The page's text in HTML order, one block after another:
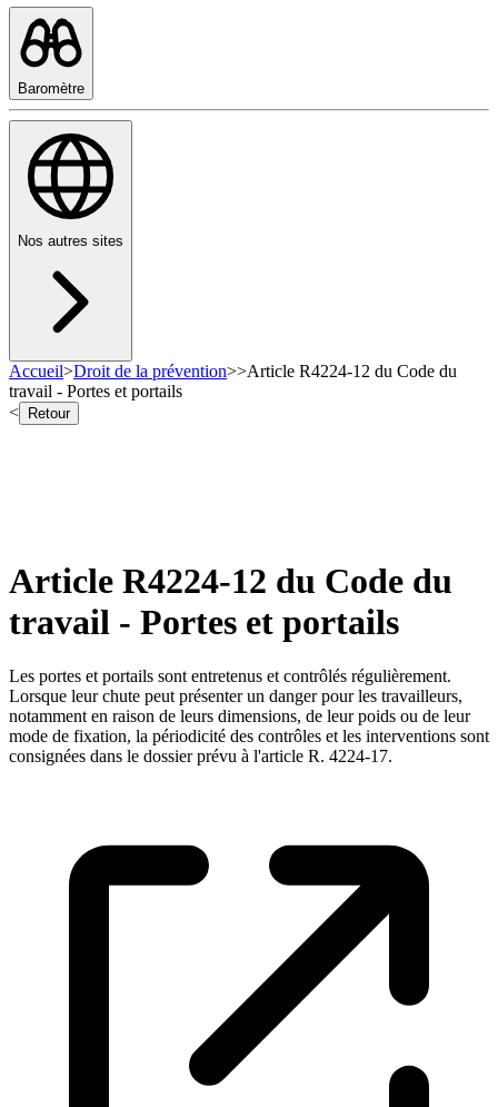
Baromètre
Nos autres sites
Accueil>Droit de la prévention>>Article R4224-12 du Code du
travail - Portes et portails
<
Retour
Article R4224-12 du Code du
travail - Portes et portails
Les portes et portails sont entretenus et contrôlés régulièrement.
Lorsque leur chute peut présenter un danger pour les travailleurs,
notamment en raison de leurs dimensions, de leur poids ou de leur
mode de fixation, la périodicité des contrôles et les interventions sont
consignées dans le dossier prévu à l'article R. 4224-17.